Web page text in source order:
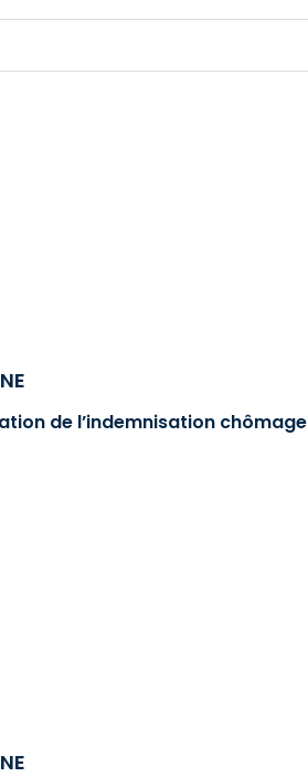
de l’indemnisation chômage